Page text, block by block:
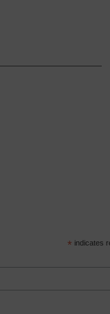
* indicates